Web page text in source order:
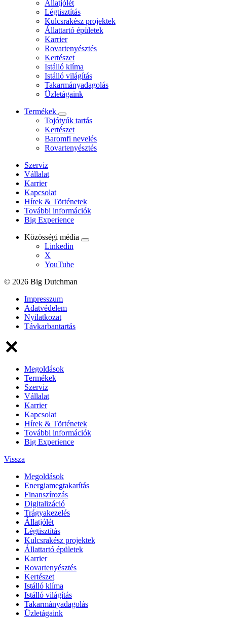
Állatjólét
Légtisztítás
Kulcsrakész projektek
Állattartó épületek
Karrier
Rovartenyésztés
Kertészet
Istálló klíma
Istálló világítás
Takarmányadagolás
Üzletágaink
Termékek
Tojótyúk tartás
Kertészet
Baromfi nevelés
Rovartenyésztés
Szerviz
Vállalat
Karrier
Kapcsolat
Hírek & Történetek
További információk
Big Experience
Közösségi média
Linkedin
X
YouTube
© 2026 Big Dutchman
Impresszum
Adatvédelem
Nyilatkozat
Távkarbantartás
Megoldások
Termékek
Szerviz
Vállalat
Karrier
Kapcsolat
Hírek & Történetek
További információk
Big Experience
Vissza
Megoldások
Energiamegtakarítás
Finanszírozás
Digitalizáció
Trágyakezelés
Állatjólét
Légtisztítás
Kulcsrakész projektek
Állattartó épületek
Karrier
Rovartenyésztés
Kertészet
Istálló klíma
Istálló világítás
Takarmányadagolás
Üzletágaink